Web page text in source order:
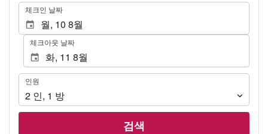
. 체크인 날짜
체크아웃 날짜
인
원
인원
2 인, 1 방
검색